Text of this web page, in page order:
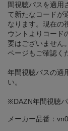
間視聴パスを適用
て新たなコードが
なります。現在の
ウントよりコード
要はございません
ページもご確認く
年間視聴パスの適
い。
※DAZN年間視聴
メーカー品番：